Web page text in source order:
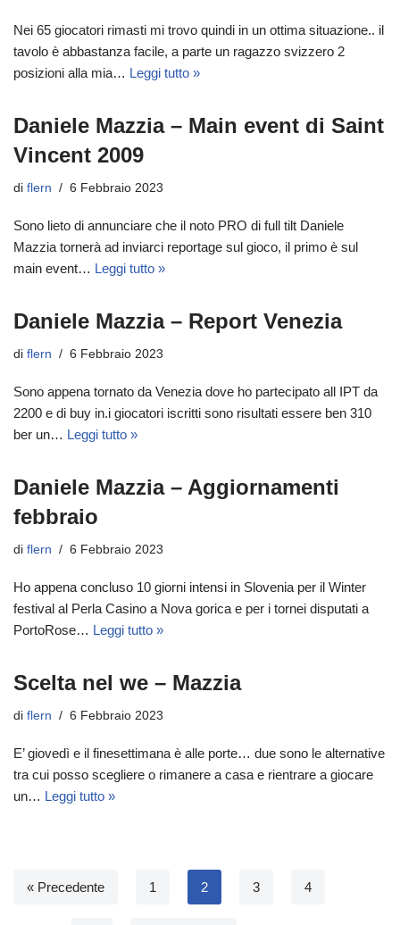
Nei 65 giocatori rimasti mi trovo quindi in un ottima situazione.. il
tavolo è abbastanza facile, a parte un ragazzo svizzero 2
posizioni alla mia… Leggi tutto »
Daniele Mazzia – Main event di Saint
Vincent 2009
di flern 6 Febbraio 2023
Sono lieto di annunciare che il noto PRO di full tilt Daniele
Mazzia tornerà ad inviarci reportage sul gioco, il primo è sul
main event… Leggi tutto »
Daniele Mazzia – Report Venezia
di flern 6 Febbraio 2023
Sono appena tornato da Venezia dove ho partecipato all IPT da
2200 e di buy in.i giocatori iscritti sono risultati essere ben 310
ber un… Leggi tutto »
Daniele Mazzia – Aggiornamenti
febbraio
di flern 6 Febbraio 2023
Ho appena concluso 10 giorni intensi in Slovenia per il Winter
festival al Perla Casino a Nova gorica e per i tornei disputati a
PortoRose… Leggi tutto »
Scelta nel we – Mazzia
di flern 6 Febbraio 2023
E’ giovedì e il finesettimana è alle porte… due sono le alternative
tra cui posso scegliere o rimanere a casa e rientrare a giocare
un… Leggi tutto »
« Precedente 1 2 3 4